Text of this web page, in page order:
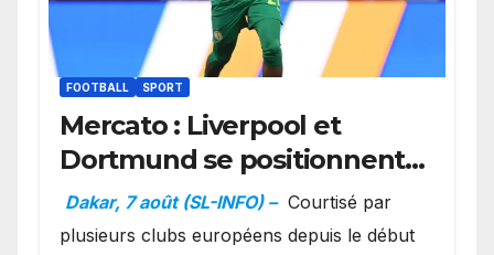
FOOTBALL SPORT
Mercato : Liverpool et
Dortmund se positionnent
en favoris pour recruter
Ibrahim Mbaye
Dakar, 7 août (SL-INFO) – Courtisé par
plusieurs clubs européens depuis le début